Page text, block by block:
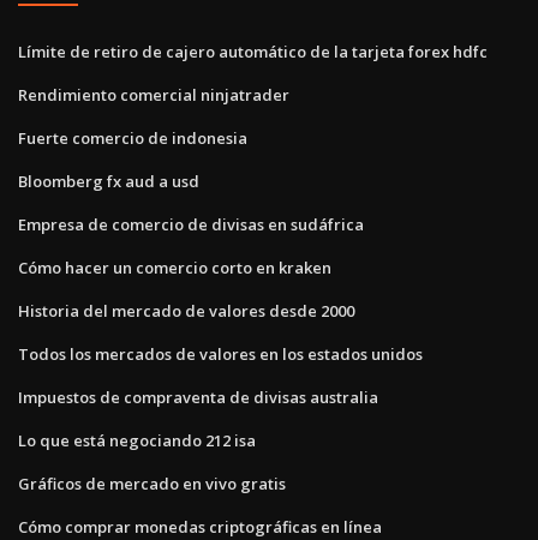
Límite de retiro de cajero automático de la tarjeta forex hdfc
Rendimiento comercial ninjatrader
Fuerte comercio de indonesia
Bloomberg fx aud a usd
Empresa de comercio de divisas en sudáfrica
Cómo hacer un comercio corto en kraken
Historia del mercado de valores desde 2000
Todos los mercados de valores en los estados unidos
Impuestos de compraventa de divisas australia
Lo que está negociando 212 isa
Gráficos de mercado en vivo gratis
Cómo comprar monedas criptográficas en línea